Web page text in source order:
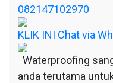
082147102970
KLIK INI Chat via
Waterproofing
anda terutama